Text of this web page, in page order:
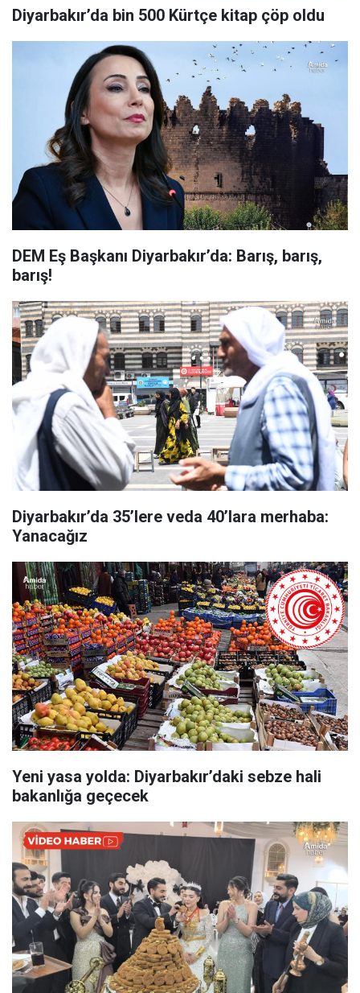
Diyarbakır’da bin 500 Kürtçe kitap çöp oldu
DEM Eş Başkanı Diyarbakır’da: Barış, barış,
barış!
Diyarbakır’da 35’lere veda 40’lara merhaba:
Yanacağız
Yeni yasa yolda: Diyarbakır’daki sebze hali
bakanlığa geçecek